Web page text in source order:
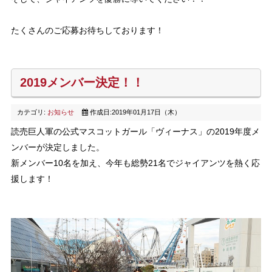
たくさんのご応募お待ちしております！
2019メンバー決定！！
カテゴリ: お知らせ 作成日:2019年01月17日（木）
読売巨人軍の公式マスコットガール「ヴィーナス」の2019年度メ
ンバーが決定しました。
新メンバー10名を加え、今年も総勢21名でジャイアンツを熱く応
援します！